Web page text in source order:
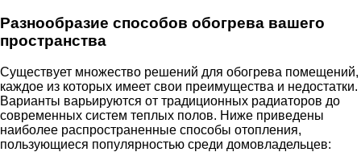
Разнообразие способов обогрева вашего
пространства
Существует множество решений для обогрева помещений,
каждое из которых имеет свои преимущества и недостатки.
Варианты варьируются от традиционных радиаторов до
современных систем теплых полов. Ниже приведены
наиболее распространенные способы отопления,
пользующиеся популярностью среди домовладельцев: